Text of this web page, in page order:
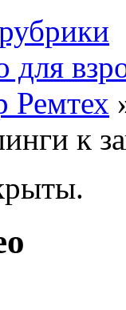
для
Ремтех
к